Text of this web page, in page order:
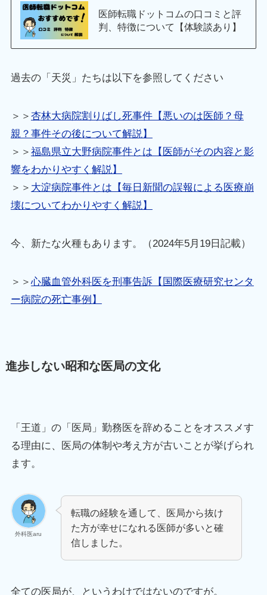
医師転職ドットコムの口コミと評
判、特徴について【体験談あり】
過去の「天災」たちは以下を参照してください
＞＞ 杏林大病院割りばし死事件【悪いのは医師？母
親？事件その後について解説】
＞＞ 福島県立大野病院事件とは【医師がその内容と影
響をわかりやすく解説】
＞＞ 大淀病院事件とは【毎日新聞の誤報による医療崩
壊についてわかりやすく解説】
今、新たな火種もあります。（2024年5月19日記載）
＞＞心臓血管外科医を刑事告訴【国際医療研究センタ
ー病院の死亡事例】
進歩しない昭和な医局の文化
「王道」の「医局」勤務医を辞めることをオススメす
る理由に、医局の体制や考え方が古いことが挙げられ
ます。
外科医aru
転職の経験を通して、医局から抜け
た方が幸せになれる医師が多いと確
信しました。
全ての医局が、というわけではないのですが。